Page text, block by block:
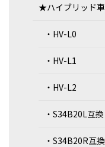
★ハイブリッド車
・HV-L0
・HV-L1
・HV-L2
・S34B20L互換
・S34B20R互換